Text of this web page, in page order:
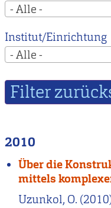
- Alle -
Institut/Einrichtung
- Alle -
2010
Über die
mittels
Uzunkol, O.